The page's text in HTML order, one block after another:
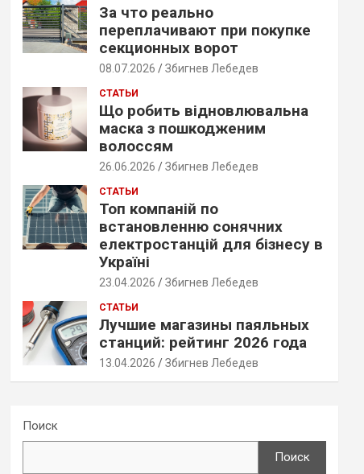
За что реально
переплачивают при покупке
секционных ворот
08.07.2026 Збигнев Лебедев
СТАТЬИ
Що робить відновлювальна
маска з пошкодженим
волоссям
26.06.2026 Збигнев Лебедев
СТАТЬИ
Топ компаній по
встановленню сонячних
електростанцій для бізнесу в
Україні
23.04.2026 Збигнев Лебедев
СТАТЬИ
Лучшие магазины паяльных
станций: рейтинг 2026 года
13.04.2026 Збигнев Лебедев
Поиск
Поиск